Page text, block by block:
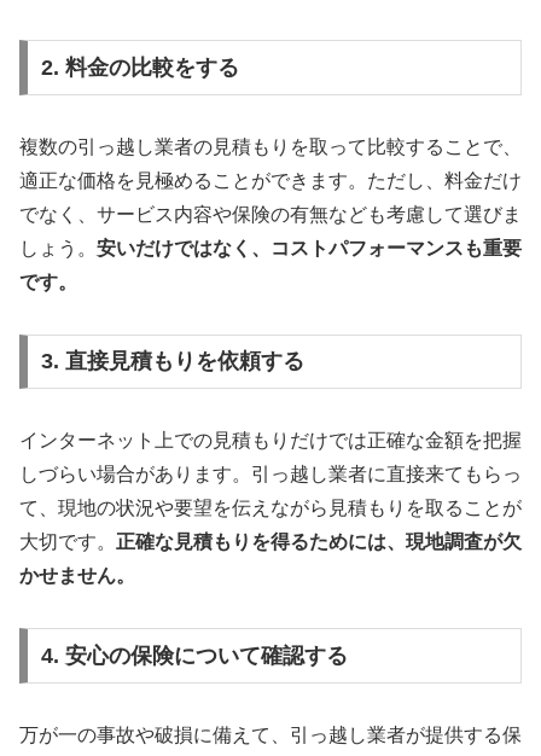
2. 料金の比較をする
複数の引っ越し業者の見積もりを取って比較することで、
適正な価格を見極めることができます。ただし、料金だけ
でなく、サービス内容や保険の有無なども考慮して選びま
しょう。 安いだけではなく、コストパフォーマンスも重要
です。
3. 直接見積もりを依頼する
インターネット上での見積もりだけでは正確な金額を把握
しづらい場合があります。引っ越し業者に直接来てもらっ
て、現地の状況や要望を伝えながら見積もりを取ることが
大切です。 正確な見積もりを得るためには、現地調査が欠
かせません。
4. 安心の保険について確認する
万が一の事故や破損に備えて、引っ越し業者が提供する保